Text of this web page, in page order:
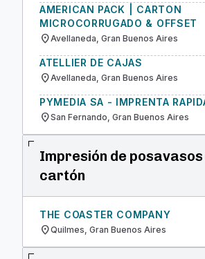
AMERICAN PACK | CARTON
MICROCORRUGADO & OFFSET
location_onAvellaneda, Gran Buenos Aires
ATELLIER DE CAJAS
location_onAvellaneda, Gran Buenos Aires
PYMEDIA SA - IMPRENTA
location_onSan Fernando, Gran Buenos Aires
Impresión de posavasos
cartón
THE COASTER COMPANY
location_onQuilmes, Gran Buenos Aires